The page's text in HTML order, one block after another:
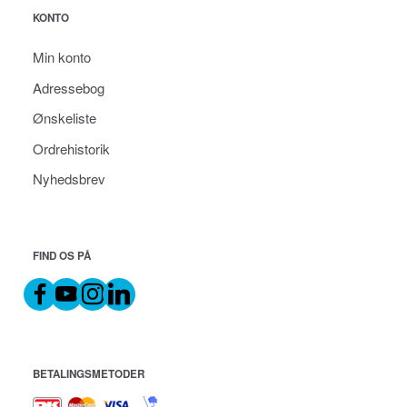
KONTO
Min konto
Adressebog
Ønskeliste
Ordrehistorik
Nyhedsbrev
FIND OS PÅ
BETALINGSMETODER